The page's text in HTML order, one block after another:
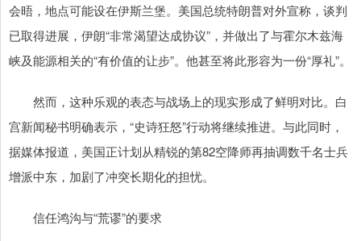
会晤，地点可能设在伊斯兰堡。美国总统特朗普对外宣称，谈判
已取得进展，伊朗“非常渴望达成协议”，并做出了与霍尔木兹海
峡及能源相关的“有价值的让步”。他甚至将此形容为一份“厚礼”。
然而，这种乐观的表态与战场上的现实形成了鲜明对比。白
宫新闻秘书明确表示，“史诗狂怒”行动将继续推进。与此同时，
据媒体报道，美国正计划从精锐的第82空降师再抽调数千名士兵
增派中东，加剧了冲突长期化的担忧。
信任鸿沟与“荒谬”的要求